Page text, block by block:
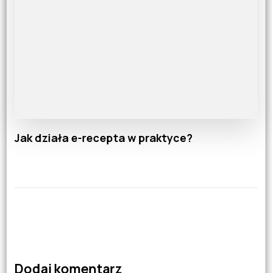
Jak działa e-recepta w praktyce?
Dodaj komentarz